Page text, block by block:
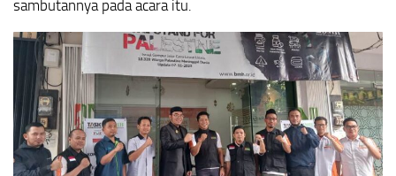
sambutannya pada acara itu.